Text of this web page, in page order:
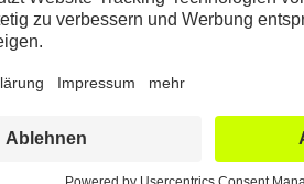
liegen hierbei, einerseits
andererseits auf komplexen
der ESSKA
und größten
Kongress in Mailand trafen sich